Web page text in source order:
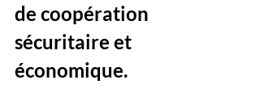
de coopération
sécuritaire et
économique.